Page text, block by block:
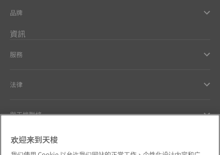
品牌
資訊
服務
法律
與天梭聯絡
Our commitments
欢迎来到天梭